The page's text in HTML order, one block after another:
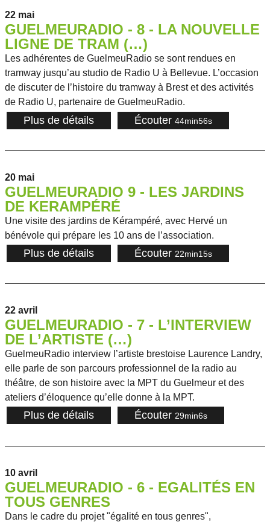
22 mai
GUELMEURADIO - 8 - LA NOUVELLE
LIGNE DE TRAM (…)
Les adhérentes de GuelmeuRadio se sont rendues en
tramway jusqu’au studio de Radio U à Bellevue. L’occasion
de discuter de l’histoire du tramway à Brest et des activités
de Radio U, partenaire de GuelmeuRadio.
Plus de détails Écouter 44min56s
20 mai
GUELMEURADIO 9 - LES JARDINS
DE KERAMPÉRÉ
Une visite des jardins de Kérampéré, avec Hervé un
bénévole qui prépare les 10 ans de l’association.
Plus de détails Écouter 22min15s
22 avril
GUELMEURADIO - 7 - L’INTERVIEW
DE L’ARTISTE (…)
GuelmeuRadio interview l’artiste brestoise Laurence Landry,
elle parle de son parcours professionnel de la radio au
théâtre, de son histoire avec la MPT du Guelmeur et des
ateliers d’éloquence qu’elle donne à la MPT.
Plus de détails Écouter 29min6s
10 avril
GUELMEURADIO - 6 - EGALITÉS EN
TOUS GENRES
Dans le cadre du projet "égalité en tous genres",